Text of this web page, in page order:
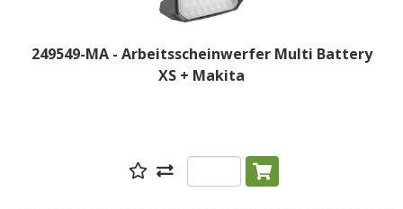
249549-MA - Arbeitsscheinwerfer Multi Battery
XS + Makita